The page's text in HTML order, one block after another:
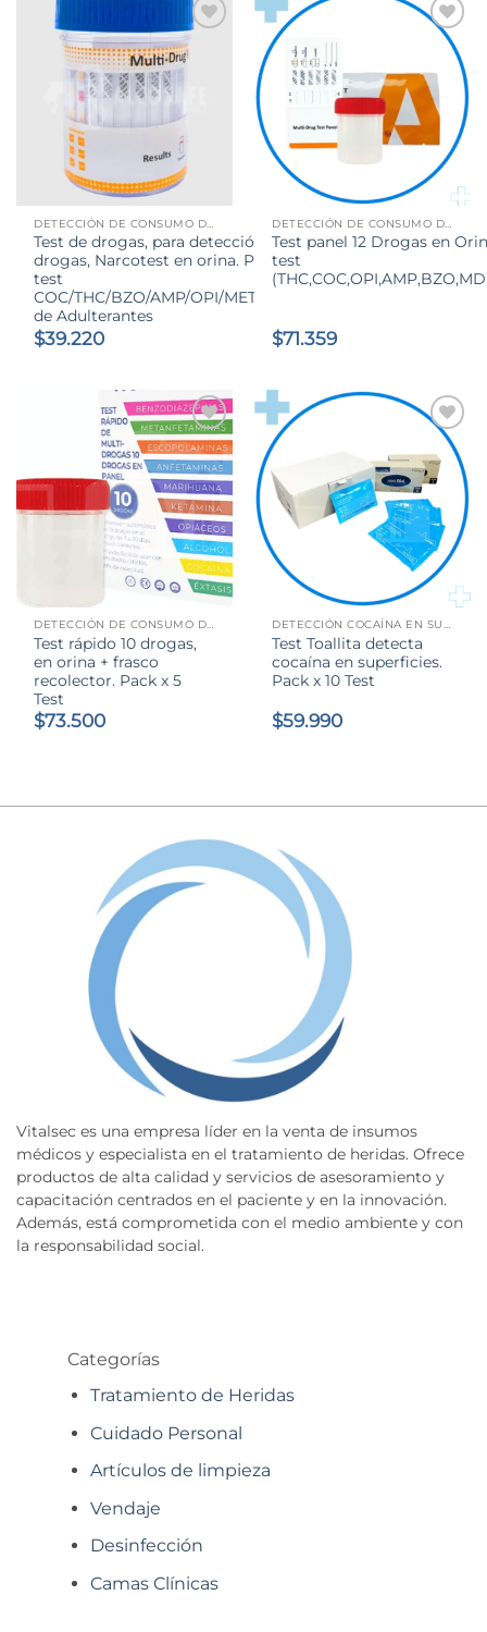
DETECCIÓN DE CONSUMO DE ALCOHOL Y DROGAS
Test de drogas, para detección de 6
drogas, Narcotest en orina. Pack x5
test
COC/THC/BZO/AMP/OPI/MET+Control
de Adulterantes
$39.220
DETECCIÓN DE CONSUMO DE ALCOHOL Y DROGAS
Test panel 12 Drogas en
test
$71.359
DETECCIÓN DE CONSUMO DE ALCOHOL Y DROGAS
Test rápido 10 drogas,
en orina + frasco
recolector. Pack x 5
Test
$73.500
DETECCIÓN COCAÍNA EN SUPERFICIE
Test Toallita detecta
cocaína en superficies.
Pack x 10 Test
$59.990
Vitalsec es una empresa líder en la venta de insumos
médicos y especialista en el tratamiento de heridas. Ofrece
productos de alta calidad y servicios de asesoramiento y
capacitación centrados en el paciente y en la innovación.
Además, está comprometida con el medio ambiente y con
la responsabilidad social.
Categorías
Tratamiento de Heridas
Cuidado Personal
Artículos de limpieza
Vendaje
Desinfección
Camas Clínicas